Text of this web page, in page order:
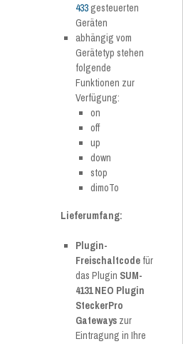
433 gesteuerten
Geräten
abhängig vom
Gerätetyp stehen
folgende
Funktionen zur
Verfügung:
on
off
up
down
stop
dimoTo
Lieferumfang:
Plugin-
Freischaltcode für
das Plugin SUM-
4131 NEO Plugin
SteckerPro
Gateways zur
Eintragung in Ihre